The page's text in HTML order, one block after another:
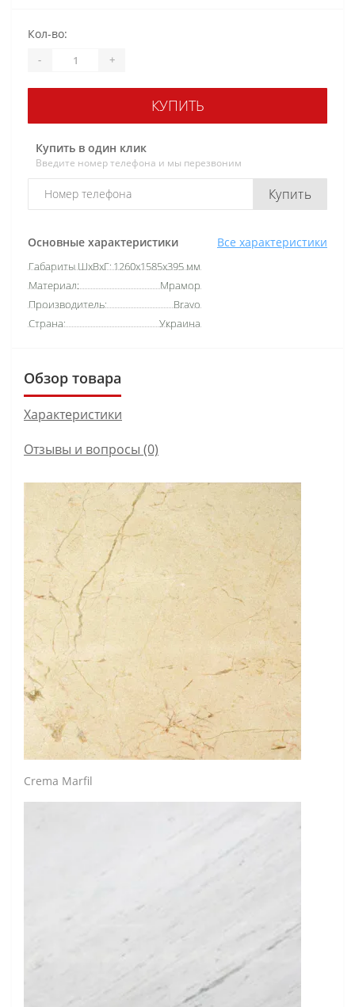
Основные характеристики Все характеристики
Габариты ШхВхГ:1260х1585х395 мм
Материал:
Мрамор
Производитель:
Bravo
Страна:
Украина
Кол-во:
- +
КУПИТЬ
Купить в один клик
Введите номер телефона и мы перезвоним
Купить
Обзор товара
Характеристики
Отзывы и вопросы (0)
Crema Marfil